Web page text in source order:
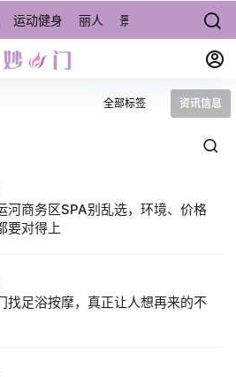
运动健身 丽人 景点/周边游 宠物
全部标签 资讯信息
河商务区SPA别乱选，环境、价格
要对得上
找足浴按摩，真正让人想再来的不